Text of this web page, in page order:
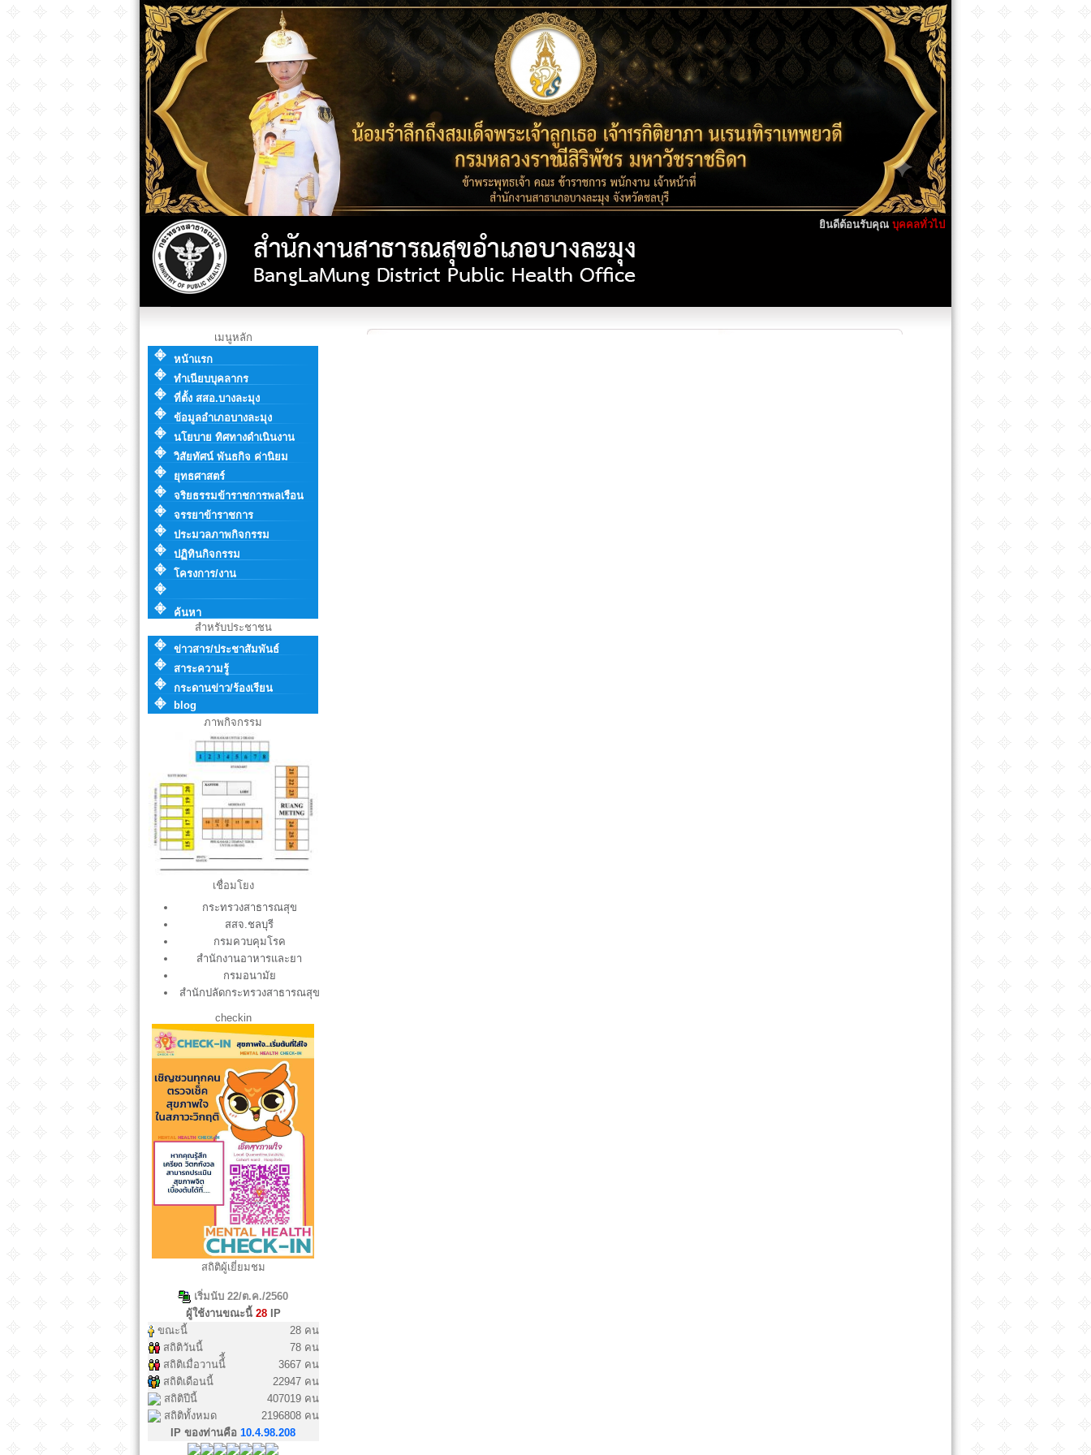
ยินดีต้อนรับคุณ บุคคลทั่วไป
เมนูหลัก
หน้าแรก
ทำเนียบบุคลากร
ที่ตั้ง สสอ.บางละมุง
ข้อมูลอำเภอบางละมุง
นโยบาย ทิศทางดำเนินงาน
วิสัยทัศน์ พันธกิจ ค่านิยม
ยุทธศาสตร์
จริยธรรมข้าราชการพลเรือน
จรรยาข้าราชการ
ประมวลภาพกิจกรรม
ปฏิทินกิจกรรม
โครงการ/งาน
ค้นหา
สำหรับประชาชน
ข่าวสาร/ประชาสัมพันธ์
สาระความรู้
กระดานข่าว/ร้องเรียน
blog
ภาพกิจกรรม
XXXX.jpg
S__12951574.jpg
เชื่อมโยง
กระทรวงสาธารณสุข
สสจ.ชลบุรี
กรมควบคุมโรค
สำนักงานอาหารและยา
กรมอนามัย
สำนักปลัดกระทรวงสาธารณสุข
checkin
สถิติผู้เยี่ยมชม
เริ่มนับ 22/ต.ค./2560
ผู้ใช้งานขณะนี้ 28IP
ขณะนี้
28 คน
สถิติวันนี้
78 คน
สถิติเมื่อวานนี้ี้
3667 คน
สถิติเดือนนี้
22947 คน
สถิติปีนี้
407019 คน
สถิติทั้งหมด
2196808 คน
IP ของท่านคือ 10.4.98.208